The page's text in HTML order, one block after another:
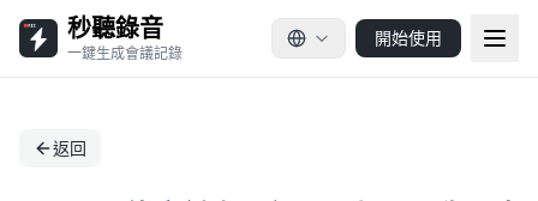
秒聽錄音
一鍵生成會議記錄
開始使用
返回